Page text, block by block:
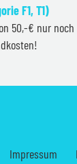
F1, T1)
50,-€ nur noch
Impressum